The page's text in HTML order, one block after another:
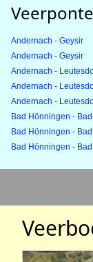
Andernach - Geysir
Andernach - Geysir
Andernach -
Andernach -
Andernach -
Bad Hönningen -
Bad Hönningen -
Bad Hönningen -